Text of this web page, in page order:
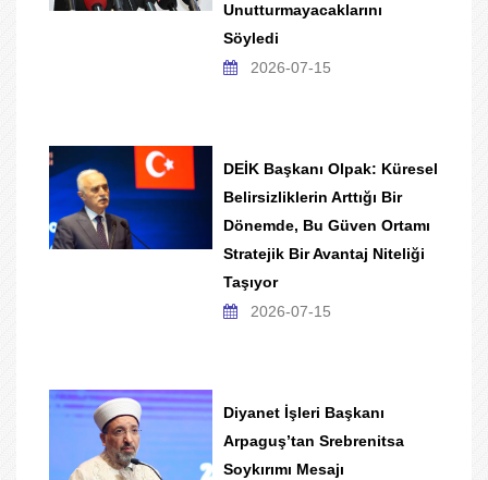
Unutturmayacaklarını
Söyledi
2026-07-15
DEİK Başkanı Olpak: Küresel
Belirsizliklerin Arttığı Bir
Dönemde, Bu Güven Ortamı
Stratejik Bir Avantaj Niteliği
Taşıyor
2026-07-15
Diyanet İşleri Başkanı
Arpaguş’tan Srebrenitsa
Soykırımı Mesajı